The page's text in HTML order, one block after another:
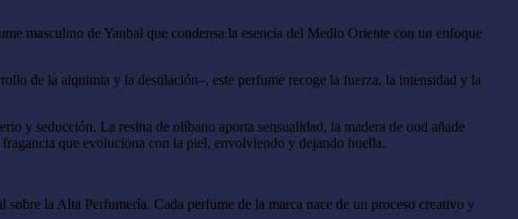
masculino de Yanbal que condensa la esencia del Medio Oriente con un enfoque
de la alquimia y la destilación–, este perfume recoge la fuerza, la intensidad y la
y seducción. La resina de olíbano aporta sensualidad, la madera de oud añade
que evoluciona con la piel, envolviendo y dejando huella.
la Alta Perfumería. Cada perfume de la marca nace de un proceso creativo y